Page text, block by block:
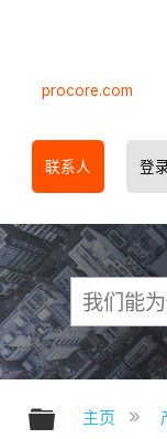
procore.com
联系人 登
扩展/
主页